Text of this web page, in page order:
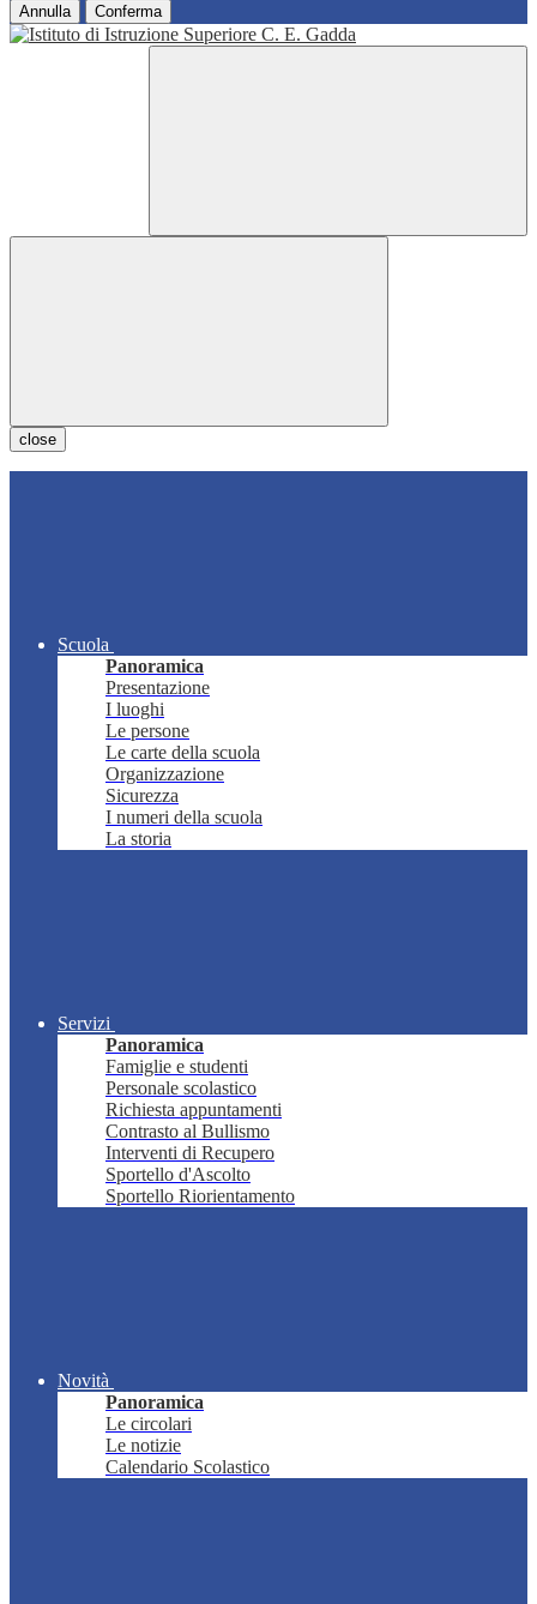
Annulla Conferma
close
Scuola
Panoramica
Presentazione
I luoghi
Le persone
Le carte della scuola
Organizzazione
Sicurezza
I numeri della scuola
La storia
Servizi
Panoramica
Famiglie e studenti
Personale scolastico
Richiesta appuntamenti
Contrasto al Bullismo
Interventi di Recupero
Sportello d'Ascolto
Sportello Riorientamento
Novità
Panoramica
Le circolari
Le notizie
Calendario Scolastico